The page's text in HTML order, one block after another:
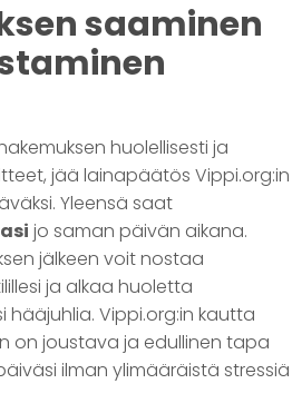
saaminen
huolellisesti ja
jää lainapäätös Vippi.org:in
Yleensä saat
jo saman päivän aikana.
jälkeen voit nostaa
ja alkaa huoletta
hääjuhlia. Vippi.org:in kautta
on joustava ja edullinen tapa
ilman ylimääräistä stressiä